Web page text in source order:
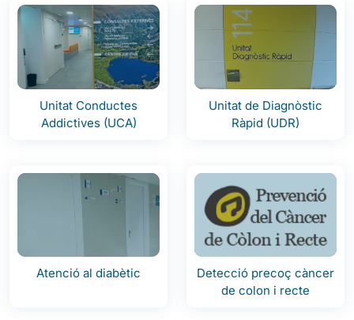
Unitat Conductes
Addictives (UCA)
Unitat de Diagnòstic
Ràpid (UDR)
Atenció al diabètic
Detecció precoç càncer
de colon i recte